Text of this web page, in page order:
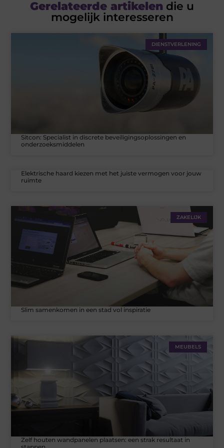
Gerelateerde artikelen die u
mogelijk interesseren
DIENSTVERLENING
Sitcon: Specialist in discrete beveiligingsoplossingen en
onderzoeksmiddelen
Elektrische haard kiezen met het juiste vermogen voor jouw
ruimte
ZAKELIJK
Slim samenkomen in een stad vol inspiratie
MEUBELS
Zelf houten wandpanelen plaatsen: een strak resultaat in